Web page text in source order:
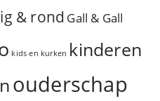
& rond Gall & Gall
kids en kurken kinderen
ouderschap